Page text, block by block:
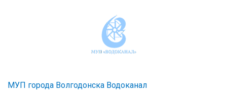
МУП города Волгодонска Водоканал